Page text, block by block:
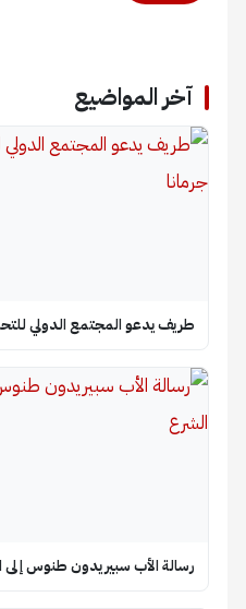
آخر المواضيع
طريف يدعو المجتمع الدولي
رسالة الأب سبيريدون طنوس